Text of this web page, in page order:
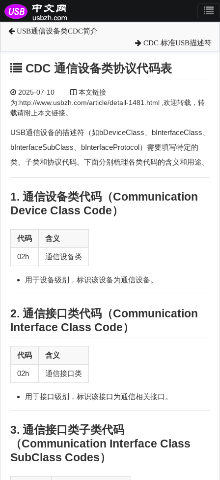
USB通信设备类CDC简介
CDC 标准USB描述符
CDC 通信设备类协议代码表
2025-07-10
本文链接
为:http://www.usbzh.com/article/detail-1481.html ,欢迎转载，转
载请附上本文链接。
USB通信设备的描述符（如bDeviceClass、bInterfaceClass、
bInterfaceSubClass、bInterfaceProtocol）需要填写特定的
类、子类和协议代码。下面分别梳理各类代码的含义和用途。
1. 通信设备类代码（Communication
Device Class Code）
代码 含义
02h 通信设备类
用于设备级别，标识该设备为通信设备。
2. 通信接口类代码（Communication
Interface Class Code）
代码 含义
02h 通信接口类
用于接口级别，标识该接口为通信相关接口。
3. 通信接口类子类代码
（Communication Interface Class
SubClass Codes）